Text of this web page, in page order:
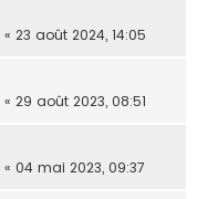
« 23 août 2024, 14:05
« 29 août 2023, 08:51
« 04 mai 2023, 09:37